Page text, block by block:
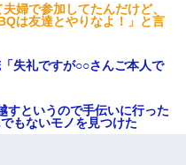
婦で参加してたんだけど、
は友達とやりなよ！」と言
失礼ですが○○さんご本人で
すというので手伝いに行った
もないモノを見つけた